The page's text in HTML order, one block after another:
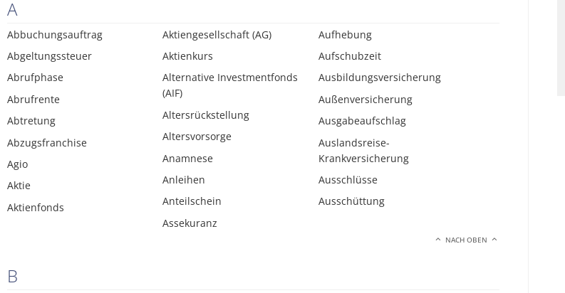
A
Abbuchungsauftrag
Abgeltungssteuer
Abrufphase
Abrufrente
Abtretung
Abzugsfranchise
Agio
Aktie
Aktienfonds
Aktiengesellschaft (AG)
Aktienkurs
Alternative Investmentfonds
(AIF)
Altersrückstellung
Altersvorsorge
Anamnese
Anleihen
Anteilschein
Assekuranz
Aufhebung
Aufschubzeit
Ausbildungsversicherung
Außenversicherung
Ausgabeaufschlag
Auslandsreise-
Krankversicherung
Ausschlüsse
Ausschüttung
NACH OBEN
B